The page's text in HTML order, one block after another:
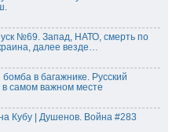
№69. Запад, НАТО, смерть по
далее везде…
в багажнике. Русский
самом важном месте
Кубу | Душенов. Война #283